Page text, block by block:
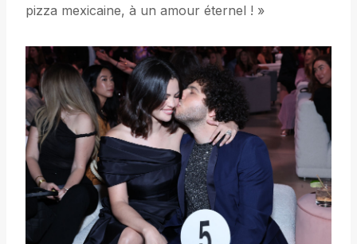
pizza mexicaine, à un amour éternel ! »